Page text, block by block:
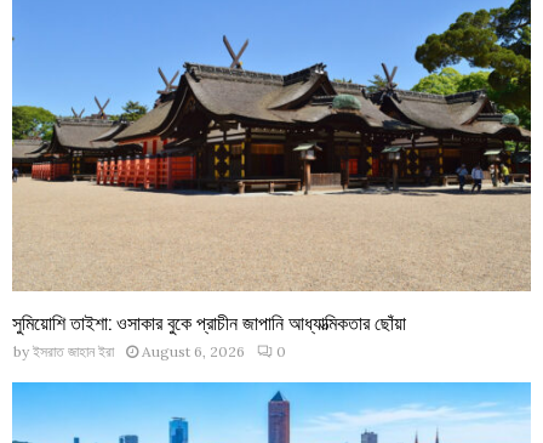
সুমিয়োশি তাইশা: ওসাকার বুকে প্রাচীন জাপানি আধ্যাত্মিকতার ছোঁয়া
by ইসরাত জাহান ইরা August 6, 2026 0